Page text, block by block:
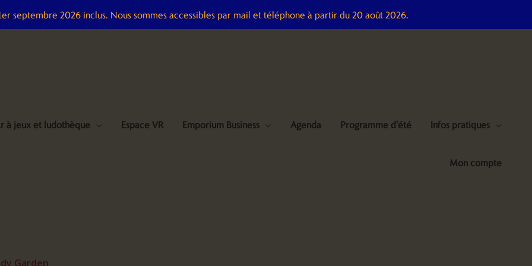
septembre 2026 inclus. Nous sommes accessibles par mail et téléphone à partir du 20 août 2026.
à jeux et ludothèque Espace VR Emporium Business Agenda Programme d’été Infos pratiques
Mon compte
Garden